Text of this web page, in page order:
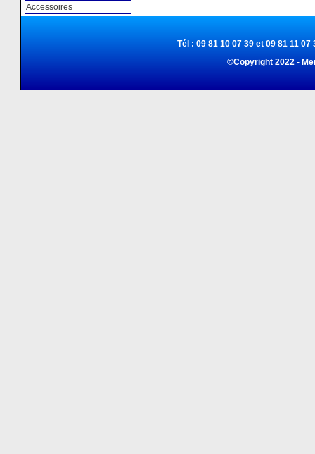
Accessoires
Tél : 09 81 10 07 39 et 09 81 11
©Copyright 2022 -